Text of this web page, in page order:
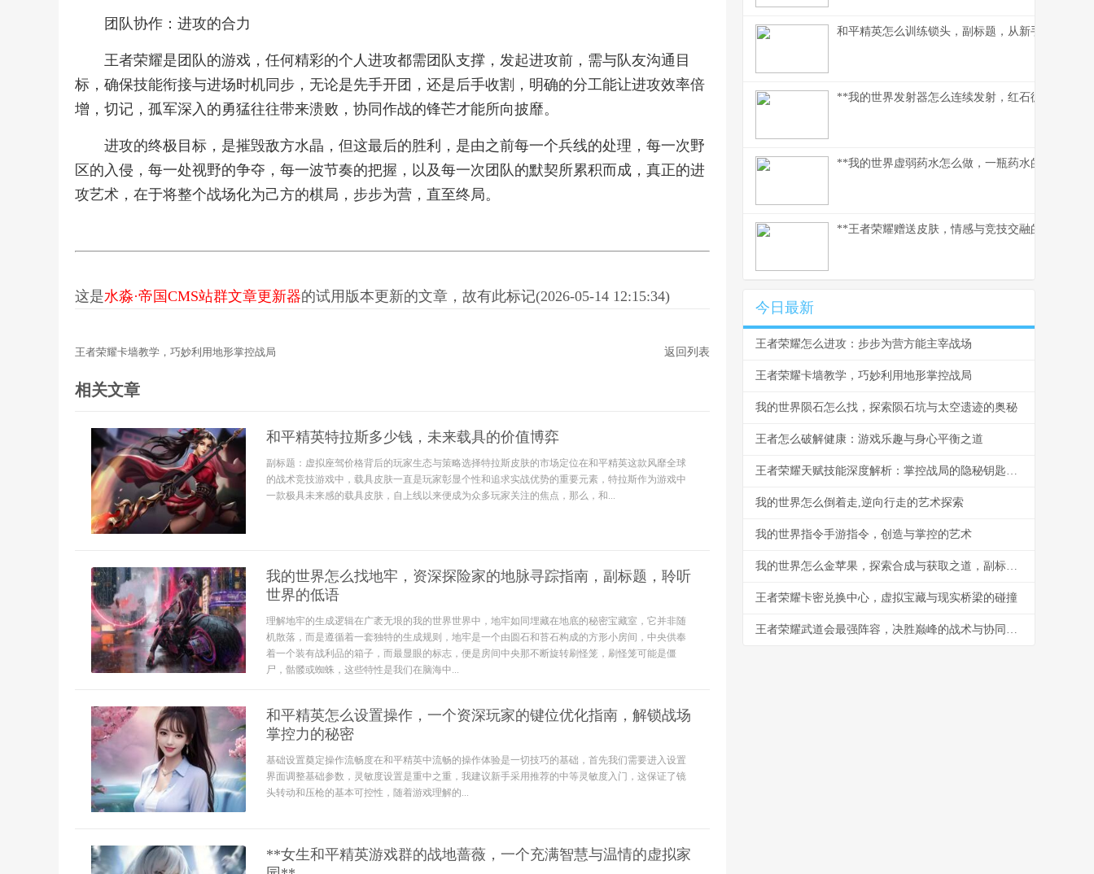
团队协作：进攻的合力
王者荣耀是团队的游戏，任何精彩的个人进攻都需团队支撑，发起进攻前，需与队友沟通目
标，确保技能衔接与进场时机同步，无论是先手开团，还是后手收割，明确的分工能让进攻效率倍
增，切记，孤军深入的勇猛往往带来溃败，协同作战的锋芒才能所向披靡。
进攻的终极目标，是摧毁敌方水晶，但这最后的胜利，是由之前每一个兵线的处理，每一次野
区的入侵，每一处视野的争夺，每一波节奏的把握，以及每一次团队的默契所累积而成，真正的进
攻艺术，在于将整个战场化为己方的棋局，步步为营，直至终局。
这是水淼·帝国CMS站群文章更新器的试用版本更新的文章，故有此标记(2026-05-14 12:15:34)
王者荣耀卡墙教学，巧妙利用地形掌控战局 返回列表
相关文章
和平精英特拉斯多少钱，未来载具的价值博弈
副标题：虚拟座驾价格背后的玩家生态与策略选择特拉斯皮肤的市场定位在和平精英这款风靡全球
的战术竞技游戏中，载具皮肤一直是玩家彰显个性和追求实战优势的重要元素，特拉斯作为游戏中
一款极具未来感的载具皮肤，自上线以来便成为众多玩家关注的焦点，那么，和...
我的世界怎么找地牢，资深探险家的地脉寻踪指南，副标题，聆听
世界的低语
理解地牢的生成逻辑在广袤无垠的我的世界世界中，地牢如同埋藏在地底的秘密宝藏室，它并非随
机散落，而是遵循着一套独特的生成规则，地牢是一个由圆石和苔石构成的方形小房间，中央供奉
着一个装有战利品的箱子，而最显眼的标志，便是房间中央那不断旋转刷怪笼，刷怪笼可能是僵
尸，骷髅或蜘蛛，这些特性是我们在脑海中...
和平精英怎么设置操作，一个资深玩家的键位优化指南，解锁战场
掌控力的秘密
基础设置奠定操作流畅度在和平精英中流畅的操作体验是一切技巧的基础，首先我们需要进入设置
界面调整基础参数，灵敏度设置是重中之重，我建议新手采用推荐的中等灵敏度入门，这保证了镜
头转动和压枪的基本可控性，随着游戏理解的...
**女生和平精英游戏群的战地蔷薇，一个充满智慧与温情的虚拟家
和平精英怎么训练锁头，副标题，从新手到高手的
**我的世界发射器怎么连续发射，红石循环的奥妙
**我的世界虚弱药水怎么做，一瓶药水的救赎之
**王者荣耀赠送皮肤，情感与竞技交融的独特纽带
今日最新
王者荣耀怎么进攻：步步为营方能主宰战场
王者荣耀卡墙教学，巧妙利用地形掌控战局
我的世界陨石怎么找，探索陨石坑与太空遗迹的奥秘
王者怎么破解健康：游戏乐趣与身心平衡之道
王者荣耀天赋技能深度解析：掌控战局的隐秘钥匙，副标题：从技能选择到战场主宰的进阶之道。
我的世界怎么倒着走,逆向行走的艺术探索
我的世界指令手游指令，创造与掌控的艺术
我的世界怎么金苹果，探索合成与获取之道，副标题生存与荣耀的终极象征
王者荣耀卡密兑换中心，虚拟宝藏与现实桥梁的碰撞
王者荣耀武道会最强阵容，决胜巅峰的战术与协同之道